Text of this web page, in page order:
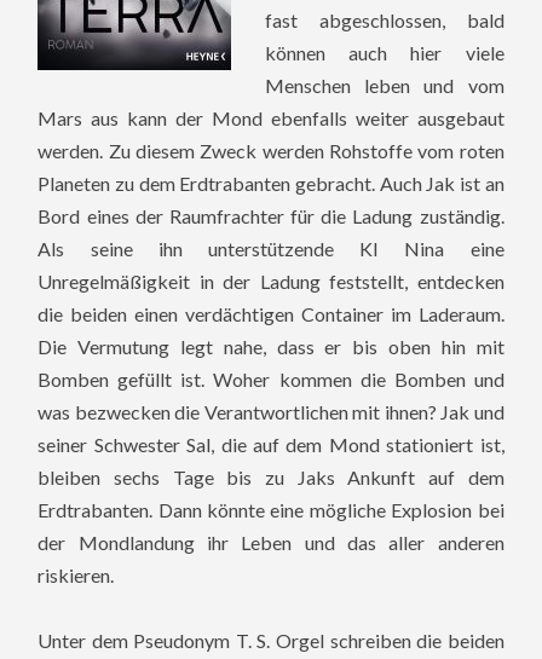
fast abgeschlossen, bald
können auch hier viele
Menschen leben und vom
Mars aus kann der Mond ebenfalls weiter ausgebaut
werden. Zu diesem Zweck werden Rohstoffe vom roten
Planeten zu dem Erdtrabanten gebracht. Auch Jak ist an
Bord eines der Raumfrachter für die Ladung zuständig.
Als seine ihn unterstützende KI Nina eine
Unregelmäßigkeit in der Ladung feststellt, entdecken
die beiden einen verdächtigen Container im Laderaum.
Die Vermutung legt nahe, dass er bis oben hin mit
Bomben gefüllt ist. Woher kommen die Bomben und
was bezwecken die Verantwortlichen mit ihnen? Jak und
seiner Schwester Sal, die auf dem Mond stationiert ist,
bleiben sechs Tage bis zu Jaks Ankunft auf dem
Erdtrabanten. Dann könnte eine mögliche Explosion bei
der Mondlandung ihr Leben und das aller anderen
riskieren.
Unter dem Pseudonym T. S. Orgel schreiben die beiden